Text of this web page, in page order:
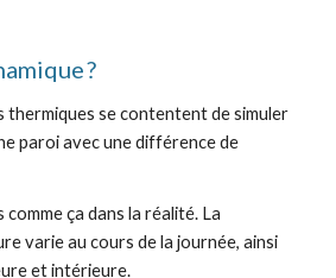
?
thermiques se contentent de simuler
paroi avec une différence de
comme ça dans la réalité. La
varie au cours de la journée, ainsi
et intérieure.